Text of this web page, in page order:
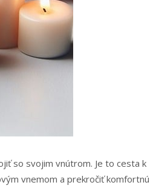
so svojim vnútrom. Je to cesta k
vnemom a prekročiť komfortnú